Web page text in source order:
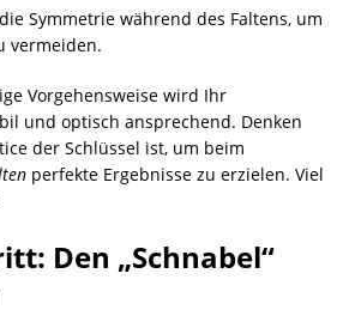
Symmetrie während des Faltens, um
vermeiden.
Vorgehensweise wird Ihr
und optisch ansprechend. Denken
der Schlüssel ist, um beim
perfekte Ergebnisse zu erzielen. Viel
Den „Schnabel“